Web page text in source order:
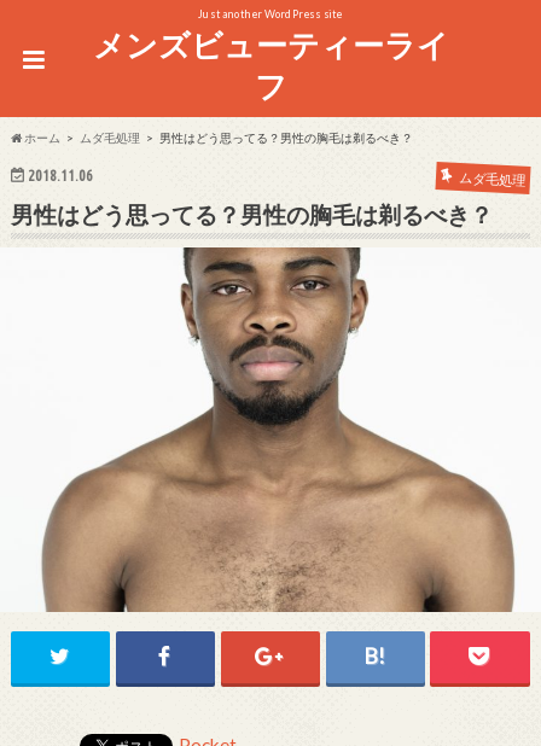
Just another WordPress site
メンズビューティーライ
フ
ホーム ムダ毛処理 男性はどう思ってる？男性の胸毛は剃るべき？
2018.11.06 ムダ毛処理
男性はどう思ってる？男性の胸毛は剃るべき？